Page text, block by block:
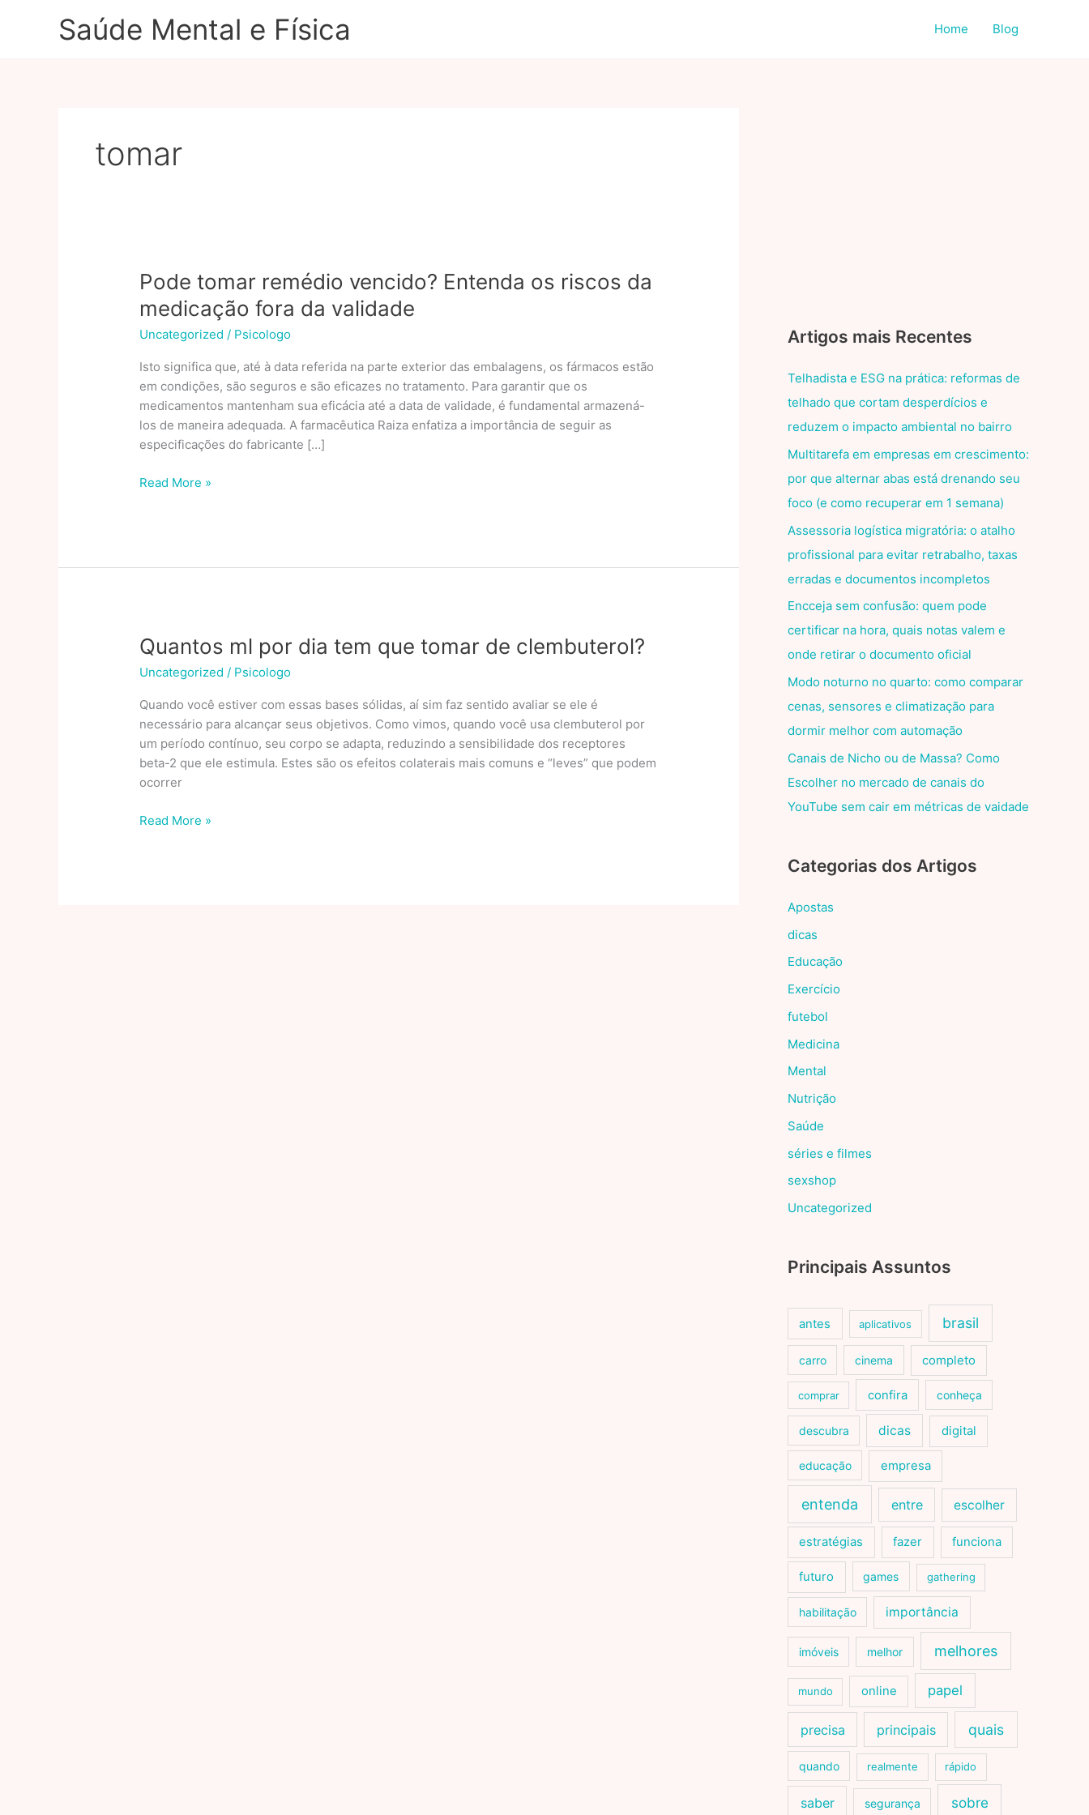
Saúde Mental e Física Home Blog
tomar
Pode tomar remédio vencido? Entenda os riscos da
medicação fora da validade
Uncategorized / Psicologo
Isto significa que, até à data referida na parte exterior das embalagens, os fármacos estão
em condições, são seguros e são eficazes no tratamento. Para garantir que os
medicamentos mantenham sua eficácia até a data de validade, é fundamental armazená-
los de maneira adequada. A farmacêutica Raiza enfatiza a importância de seguir as
especificações do fabricante […]
Pode
medicação
fora
da
Read More »
Quantos ml por dia tem que tomar de clembuterol?
Uncategorized / Psicologo
Quando você estiver com essas bases sólidas, aí sim faz sentido avaliar se ele é
necessário para alcançar seus objetivos. Como vimos, quando você usa clembuterol por
um período contínuo, seu corpo se adapta, reduzindo a sensibilidade dos receptores
beta-2 que ele estimula. Estes são os efeitos colaterais mais comuns e “leves” que podem
ocorrer
Quantos
Read More »
Artigos mais Recentes
Telhadista e ESG na prática: reformas de
telhado que cortam desperdícios e
reduzem o impacto ambiental no bairro
Multitarefa em empresas em crescimento:
por que alternar abas está drenando seu
foco (e como recuperar em 1 semana)
Assessoria logística migratória: o atalho
profissional para evitar retrabalho, taxas
erradas e documentos incompletos
Encceja sem confusão: quem pode
certificar na hora, quais notas valem e
onde retirar o documento oficial
Modo noturno no quarto: como comparar
cenas, sensores e climatização para
dormir melhor com automação
Canais de Nicho ou de Massa? Como
Escolher no mercado de canais do
YouTube sem cair em métricas de vaidade
Categorias dos Artigos
Apostas
dicas
Educação
Exercício
futebol
Medicina
Mental
Nutrição
Saúde
séries e filmes
sexshop
Uncategorized
Principais Assuntos
antes aplicativos brasil
carro cinema completo
comprar confira conheça
descubra dicas digital
educação empresa
entenda entre escolher
estratégias fazer funciona
futuro games gathering
habilitação importância
imóveis melhor melhores
mundo online papel
precisa principais quais
quando realmente rápido
saber segurança sobre